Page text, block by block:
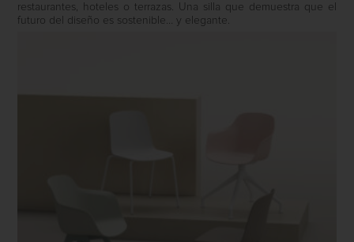
restaurantes, hoteles o terrazas. Una silla que demuestra que el
futuro del diseño es sostenible… y elegante.